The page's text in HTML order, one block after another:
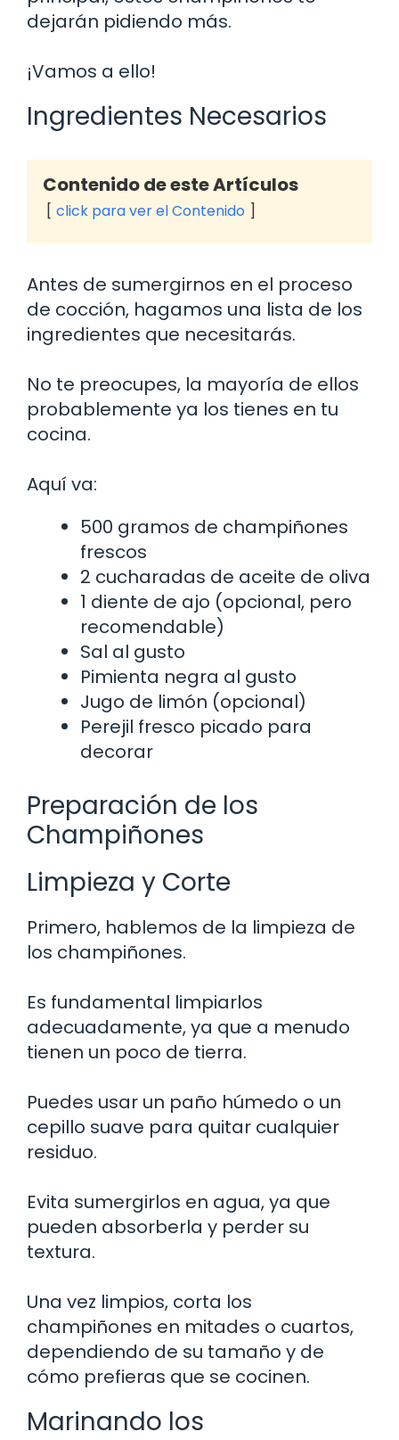
dejarán pidiendo más.
¡Vamos a ello!
Ingredientes Necesarios
Contenido de este Artículos
click para ver el Contenido
Antes de sumergirnos en el proceso
de cocción, hagamos una lista de los
ingredientes que necesitarás.
No te preocupes, la mayoría de ellos
probablemente ya los tienes en tu
cocina.
Aquí va:
500 gramos de champiñones
frescos
2 cucharadas de aceite de oliva
1 diente de ajo (opcional, pero
recomendable)
Sal al gusto
Pimienta negra al gusto
Jugo de limón (opcional)
Perejil fresco picado para
decorar
Preparación de los
Champiñones
Limpieza y Corte
Primero, hablemos de la limpieza de
los champiñones.
Es fundamental limpiarlos
adecuadamente, ya que a menudo
tienen un poco de tierra.
Puedes usar un paño húmedo o un
cepillo suave para quitar cualquier
residuo.
Evita sumergirlos en agua, ya que
pueden absorberla y perder su
textura.
Una vez limpios, corta los
champiñones en mitades o cuartos,
dependiendo de su tamaño y de
cómo prefieras que se cocinen.
Marinando los